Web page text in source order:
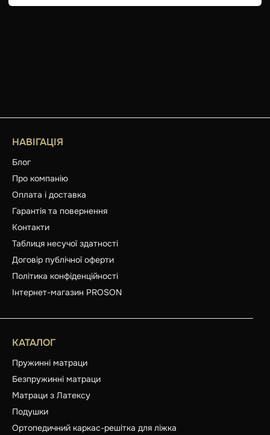
НАВІГАЦІЯ
Блог
Про компанію
Оплата і доставка
Гарантія та повернення
Контакти
Таблиця несучої здатності
Договір публічної оферти
Політика конфіденційності
Інтернет-магазин PROSON
КАТАЛОГ
Пружинні матраци
Безпружинні матраци
Матраци з Латексу
Подушки
Ортопедичний каркас-решітка для ліжка